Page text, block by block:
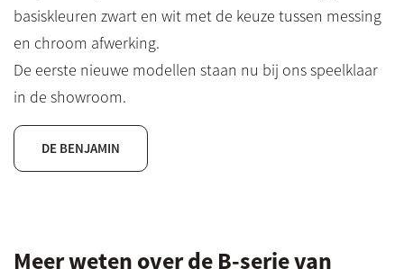
basiskleuren zwart en wit met de keuze tussen messing
en chroom afwerking.
De eerste nieuwe modellen staan nu bij ons speelklaar
in de showroom.
DE BENJAMIN
Meer weten over de B-serie van